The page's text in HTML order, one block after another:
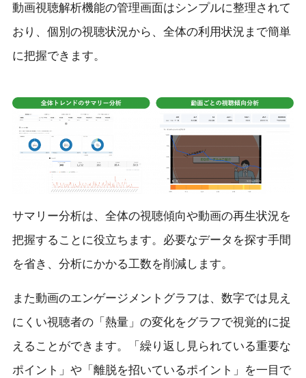
動画視聴解析機能の管理画面はシンプルに整理されて
おり、個別の視聴状況から、全体の利用状況まで簡単
に把握できます。
サマリー分析は、全体の視聴傾向や動画の再生状況を
把握することに役立ちます。必要なデータを探す手間
を省き、分析にかかる工数を削減します。
また動画のエンゲージメントグラフは、数字では見え
にくい視聴者の「熱量」の変化をグラフで視覚的に捉
えることができます。「繰り返し見られている重要な
ポイント」や「離脱を招いているポイント」を一目で